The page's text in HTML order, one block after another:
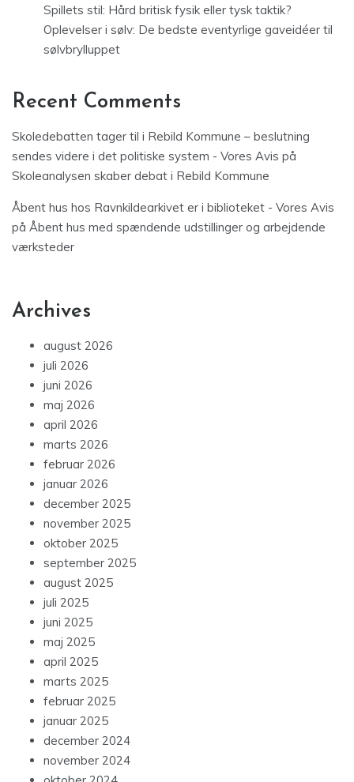
Spillets stil: Hård britisk fysik eller tysk taktik?
Oplevelser i sølv: De bedste eventyrlige gaveidéer til
sølvbrylluppet
Recent Comments
Skoledebatten tager til i Rebild Kommune – beslutning
sendes videre i det politiske system - Vores Avis på
Skoleanalysen skaber debat i Rebild Kommune
Åbent hus hos Ravnkildearkivet er i biblioteket - Vores Avis
på Åbent hus med spændende udstillinger og arbejdende
værksteder
Archives
august 2026
juli 2026
juni 2026
maj 2026
april 2026
marts 2026
februar 2026
januar 2026
december 2025
november 2025
oktober 2025
september 2025
august 2025
juli 2025
juni 2025
maj 2025
april 2025
marts 2025
februar 2025
januar 2025
december 2024
november 2024